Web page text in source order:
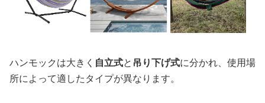
ハンモックは大きく 自立式と 吊り下げ式に分かれ、使用場
所によって適したタイプが異なります。